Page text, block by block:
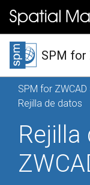
SPM for
SPM for ZWCAD
Rejilla de datos
Rejilla